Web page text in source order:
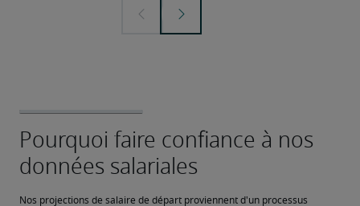
Nos projections de salaire de départ proviennent d'un processus